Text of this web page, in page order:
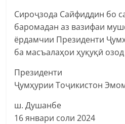
Сироҷзода Сайфиддин бо
баромадан аз вазифаи
ёрдамчии Президенти
ба масъалаҳои ҳуқуқӣ
Президенти
Ҷумҳурии Тоҷикистон
ш. Душанбе
16 январи соли 2024